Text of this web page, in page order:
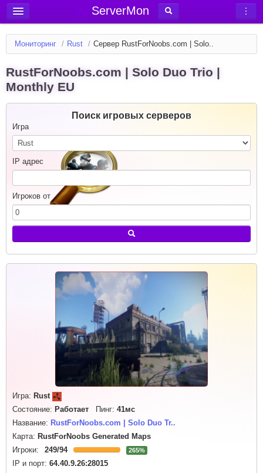
ServerMon
Добавить сервер
Мониторинг серверов
Новости
Блог
Форум
Вход в аккаунт
Мониторинг / Rust / Сервер RustForNoobs.com | Solo..
RustForNoobs.com | Solo Duo Trio |
Monthly EU
Поиск игровых серверов
Игра
IP адрес
Игроков от
Игра: Rust
Состояние: Работает Пинг: 41мс
Название: RustForNoobs.com | Solo Duo Tr..
Карта: RustForNoobs Generated Maps
Игроки:
249/94 265%
IP и порт: 64.40.9.26:28015